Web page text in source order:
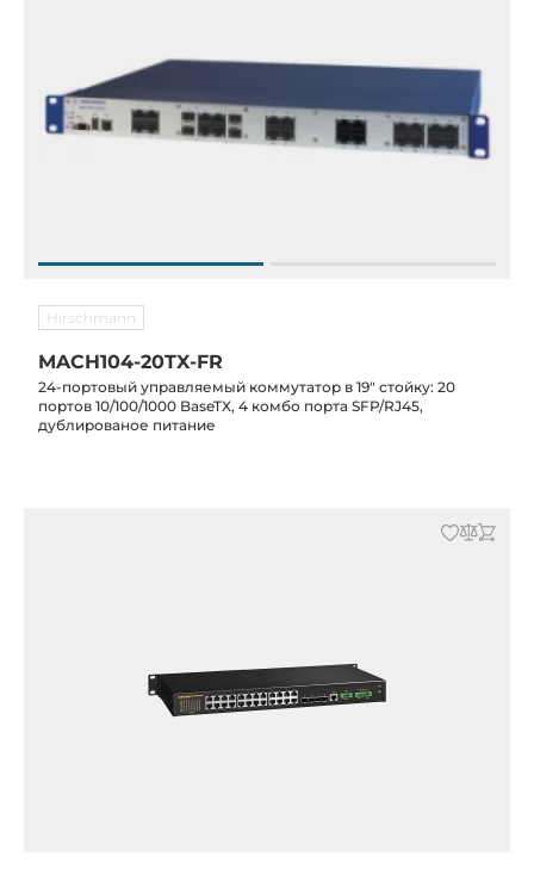
Hirschmann
MACH104-20TX-FR
24-портовый управляемый коммутатор в 19" стойку: 20
портов 10/100/1000 BaseTX, 4 комбо порта SFP/RJ45,
дублированое питание